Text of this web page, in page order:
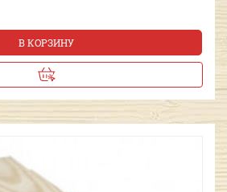
В КОРЗИНУ